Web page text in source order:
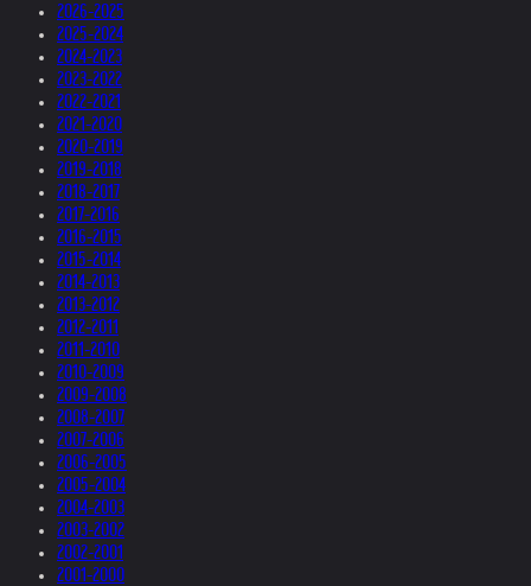
2026-2025
2025-2024
2024-2023
2023-2022
2022-2021
2021-2020
2020-2019
2019-2018
2018-2017
2017-2016
2016-2015
2015-2014
2014-2013
2013-2012
2012-2011
2011-2010
2010-2009
2009-2008
2008-2007
2007-2006
2006-2005
2005-2004
2004-2003
2003-2002
2002-2001
2001-2000